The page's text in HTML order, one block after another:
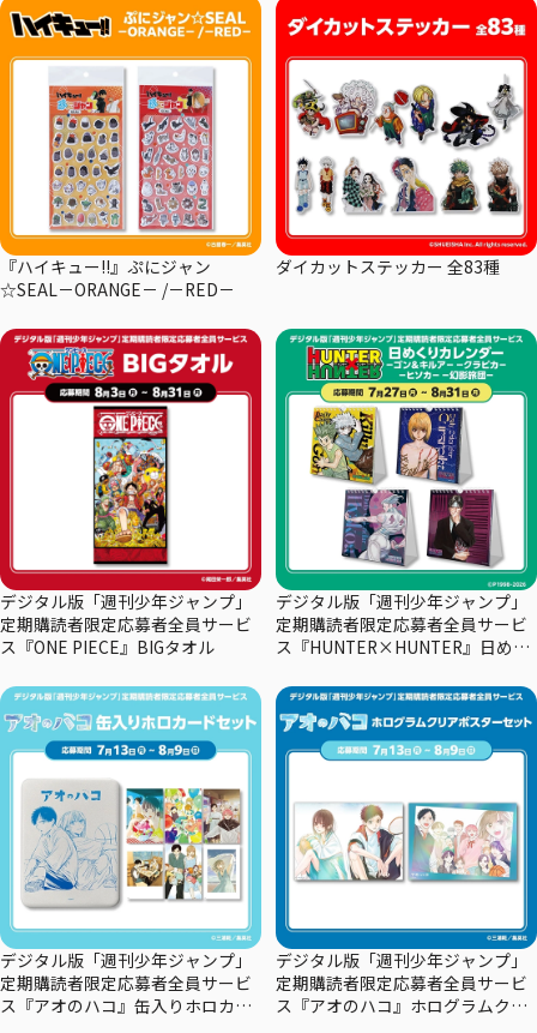
『ハイキュー!!』ぷにジャン
☆SEAL－ORANGE－ /－RED－
ダイカットステッカー 全83種
デジタル版「週刊少年ジャンプ」
定期購読者限定応募者全員サービ
ス『ONE PIECE』BIGタオル
デジタル版「週刊少年ジャンプ」
定期購読者限定応募者全員サービ
ス『HUNTER×HUNTER』日めく
デジタル版「週刊少年ジャンプ」
定期購読者限定応募者全員サービ
ス『アオのハコ』缶入りホロカー
デジタル版「週刊少年ジャンプ」
定期購読者限定応募者全員サービ
ス『アオのハコ』ホログラムクリ